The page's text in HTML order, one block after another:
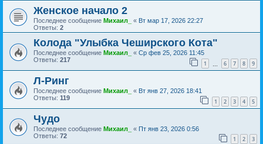
Женское начало 2
Последнее сообщение Михаил_ « Вт мар 17, 2026 22:27
Ответы: 2
Колода "Улыбка Чеширского Кота"
Последнее сообщение Михаил_ « Ср фев 25, 2026 11:45
Ответы: 217 1 6 7 8 9
Л-Ринг
Последнее сообщение Михаил_ « Вт янв 27, 2026 18:41
Ответы: 119 1 2 3 4 5
Чудо
Последнее сообщение Михаил_ « Пт янв 23, 2026 0:56
Ответы: 72 1 2 3